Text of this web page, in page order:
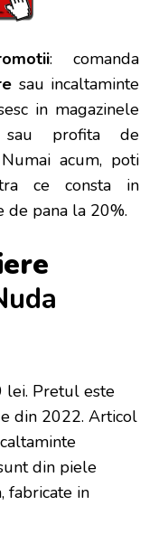
: comanda
sau incaltaminte
in magazinele
sau profita de
acum, poti
ce consta in
pana la 20%.
lei. Pretul este
din 2022. Articol
din piele
fabricate in